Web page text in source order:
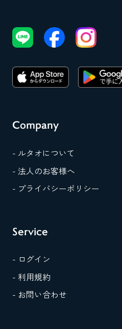
Company
- ルタオについて
- 法人のお客様へ
- プライバシーポリシー
Service
- ログイン
- 利用規約
- お問い合わせ